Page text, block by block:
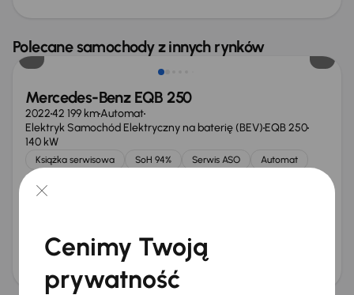
Polecane samochody z innych rynków
Mercedes-Benz EQB 250
202242 199 kmAutomat
Elektryk Samochód Elektryczny na baterię (BEV) EQB 250
140 kW
Książka serwisowa SoH 94% Serwis ASO
Automat
Miesięczna rata
Najniższa cena z 30 dni przed
obniżką
Możliwość odliczenia VAT
Cenimy Twoją
prywatność